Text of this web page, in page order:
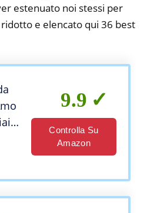
estenuato noi stessi per
e elencato qui 36 best
9.9
Controlla Su
Amazon